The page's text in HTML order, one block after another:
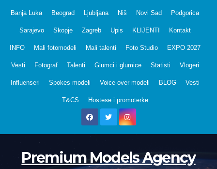
Banja Luka Beograd Ljubljana Niš Novi Sad Podgorica
Sarajevo Skopje Zagreb Upis KLIJENTI Kontakt
INFO Mali fotomodeli Mali talenti Foto Studio EXPO 2027
Vesti Fotograf Talenti Glumci i glumice Statisti Vlogeri
Influenseri Spokes modeli Voice-over modeli BLOG Vesti
T&CS Hostese i promoterke
Premium Models Agency